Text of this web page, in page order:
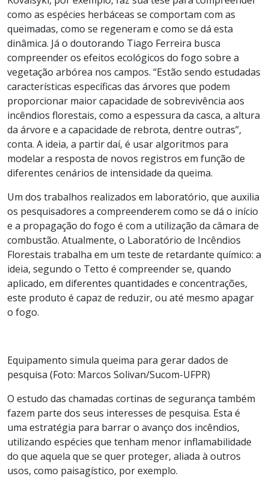
como as espécies herbáceas se comportam com as
queimadas, como se regeneram e como se dá esta
dinâmica. Já o doutorando Tiago Ferreira busca
compreender os efeitos ecológicos do fogo sobre a
vegetação arbórea nos campos. “Estão sendo estudadas
características específicas das árvores que podem
proporcionar maior capacidade de sobrevivência aos
incêndios florestais, como a espessura da casca, a altura
da árvore e a capacidade de rebrota, dentre outras”,
conta. A ideia, a partir daí, é usar algoritmos para
modelar a resposta de novos registros em função de
diferentes cenários de intensidade da queima.
Um dos trabalhos realizados em laboratório, que auxilia
os pesquisadores a compreenderem como se dá o início
e a propagação do fogo é com a utilização da câmara de
combustão. Atualmente, o Laboratório de Incêndios
Florestais trabalha em um teste de retardante químico: a
ideia, segundo o Tetto é compreender se, quando
aplicado, em diferentes quantidades e concentrações,
este produto é capaz de reduzir, ou até mesmo apagar
o fogo.
Equipamento simula queima para gerar dados de
pesquisa (Foto: Marcos Solivan/Sucom-UFPR)
O estudo das chamadas cortinas de segurança também
fazem parte dos seus interesses de pesquisa. Esta é
uma estratégia para barrar o avanço dos incêndios,
utilizando espécies que tenham menor inflamabilidade
do que aquela que se quer proteger, aliada à outros
usos, como paisagístico, por exemplo.